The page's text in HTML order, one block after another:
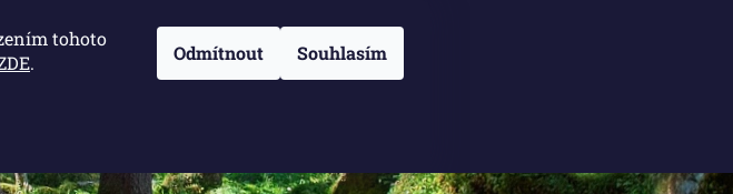
tohoto
. Odmítnout Souhlasím